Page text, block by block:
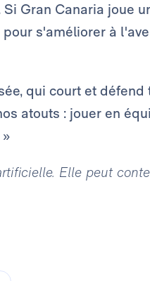
Gran Canaria joue
s'améliorer à
qui court et défend
atouts : jouer en
Elle peut